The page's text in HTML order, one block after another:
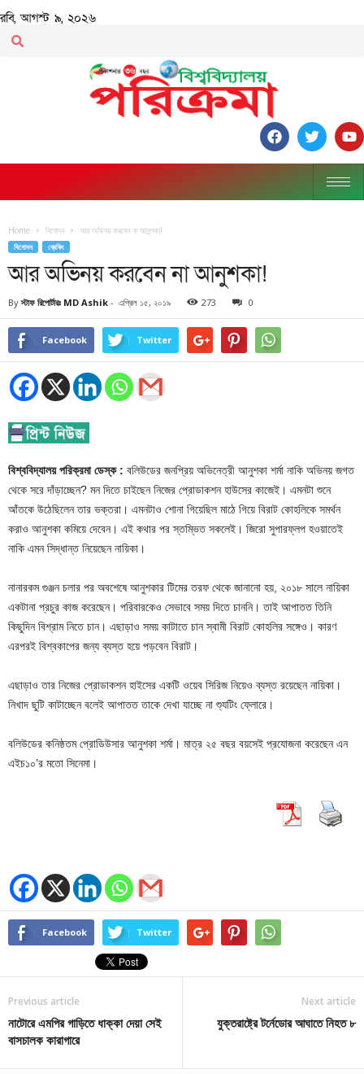
রবি, আগস্ট ৯, ২০২৬
Home বিনোদন আর অভিনয় করবেন না আনুশকা!
বিনোদন ব্রেকিং
আর অভিনয় করবেন না আনুশকা!
By স্টাফ রিপোর্টারঃ MD Ashik - এপ্রিল ১৫, ২০১৯ 273 0
Facebook Twitter
বিশ্ববিদ্যালয় পরিক্রমা ডেস্ক : বলিউডের জনপ্রিয় অভিনেত্রী আনুশকা শর্মা নাকি অভিনয় জগত
থেকে সরে দাঁড়াচ্ছেন? মন দিতে চাইছেন নিজের প্রোডাকশন হাউসের কাজেই। এমনটা শুনে
আঁতকে উঠেছিলেন তার ভক্তরা। এমনটাও শোনা গিয়েছিল মাঠে গিয়ে বিরাট কোহলিকে সমর্থন
করাও আনুশকা কমিয়ে দেবেন। এই কথার পর স্তম্ভিত সকলেই। জিরো সুপারফ্লপ হওয়াতেই
নাকি এমন সিদ্ধান্ত নিয়েছেন নায়িকা।
নানারকম গুঞ্জন চলার পর অবশেষে আনুশকার টিমের তরফ থেকে জানানো হয়, ২০১৮ সালে নায়িকা
একটানা প্রচুর কাজ করেছেন। পরিবারকেও সেভাবে সময় দিতে চাননি। তাই আপাতত তিনি
কিছুদিন বিশ্রাম নিতে চান। এছাড়াও সময় কাটাতে চান স্বামী বিরাট কোহলির সঙ্গেও। কারণ
এরপরই বিশ্বকাপের জন্য ব্যস্ত হয়ে পড়বেন বিরাট।
এছাড়াও তার নিজের প্রোডাকশন হাইসের একটি ওয়েব সিরিজ নিয়েও ব্যস্ত রয়েছেন নায়িকা।
নিখাদ ছুটি কাটাচ্ছেন বলেই আপাতত তাকে দেখা যাচ্ছে না শ্যুটিং ফ্লোরে।
বলিউডের কনিষ্ঠতম প্রোডিউসার আনুশকা শর্মা। মাত্র ২৫ বছর বয়সেই প্রযোজনা করেছেন এন
এইচ১০’র মতো সিনেমা।
Facebook Twitter
Previous article
নাটোরে এমপির গাড়িতে ধাক্কা দেয়া সেই
বাসচালক কারাগারে
Next article
যুক্তরাষ্ট্রে টর্নেডোর আঘাতে নিহত ৮